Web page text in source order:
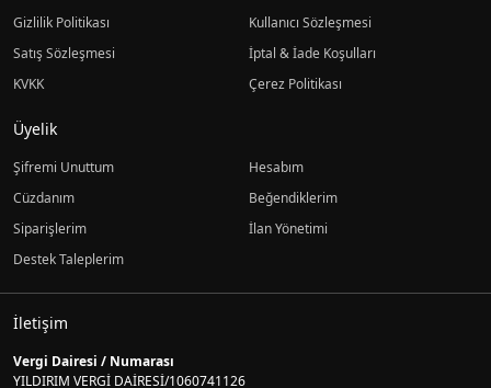
Gizlilik Politikası
Kullanıcı Sözleşmesi
Satış Sözleşmesi
İptal & İade Koşulları
KVKK
Çerez Politikası
Üyelik
Şifremi Unuttum
Hesabım
Cüzdanım
Beğendiklerim
Siparişlerim
İlan Yönetimi
Destek Taleplerim
İletişim
Vergi Dairesi / Numarası
YILDIRIM VERGİ DAİRESİ/1060741126